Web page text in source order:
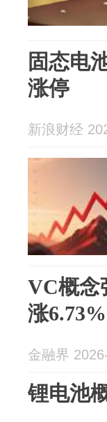
固态电
涨停
新浪财经
VC概念
涨
金融界
锂电池